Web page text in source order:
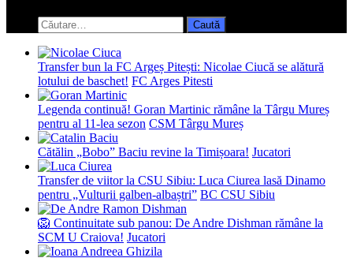
search
form
Caută
după:
Transfer bun la FC Argeș Pitești: Nicolae Ciucă se alătură
lotului de baschet! FC Arges Pitesti
Legenda continuă! Goran Martinic rămâne la Târgu Mureș
pentru al 11-lea sezon CSM Târgu Mureș
Cătălin „Bobo” Baciu revine la Timișoara! Jucatori
Transfer de viitor la CSU Sibiu: Luca Ciurea lasă Dinamo
pentru „Vulturii galben-albaștri” BC CSU Sibiu
🦁 Continuitate sub panou: De Andre Dishman rămâne la
SCM U Craiova! Jucatori